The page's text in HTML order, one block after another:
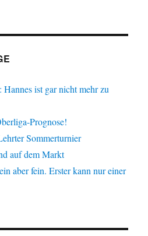
ist gar nicht mehr zu
Prognose!
Sommerturnier
auf dem Markt
aber fein. Erster kann nur einer